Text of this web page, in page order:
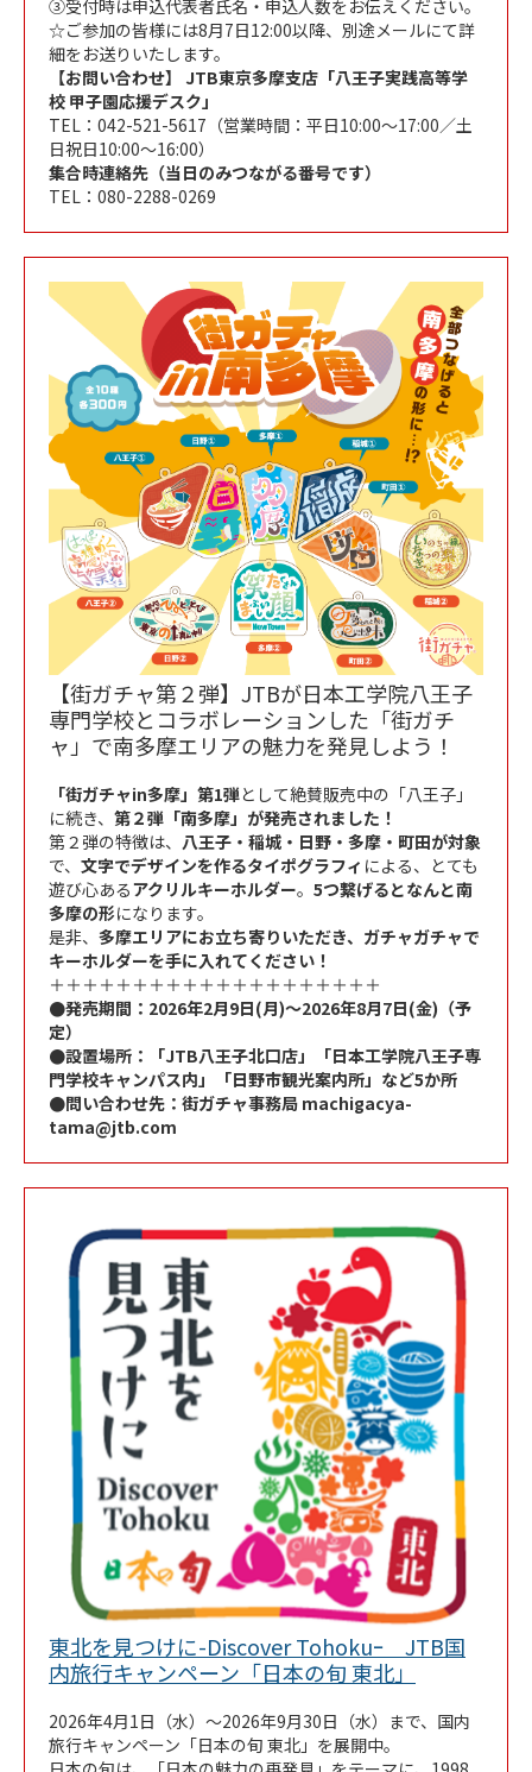
③受付時は申込代表者氏名・申込人数をお伝えください。
☆ご参加の皆様には8月7日12:00以降、別途メールにて詳
細をお送りいたします。
【お問い合わせ】 JTB東京多摩支店「八王子実践高等学
校 甲子園応援デスク」
TEL：042-521-5617（営業時間：平日10:00～17:00／土
日祝日10:00～16:00）
集合時連絡先（当日のみつながる番号です）
TEL：080-2288-0269
【街ガチャ第２弾】JTBが日本工学院八王子
専門学校とコラボレーションした「街ガチ
ャ」で南多摩エリアの魅力を発見しよう！
「街ガチャin多摩」第1弾として絶賛販売中の「八王子」
に続き、 第２弾「南多摩」が発売されました！
第２弾の特徴は、 八王子・稲城・日野・多摩・町田が対象
で、 文字でデザインを作るタイポグラフィ による、とても
遊び心あるアクリルキーホルダー。 5つ繋げるとなんと南
多摩の形になります。
是非、 多摩エリアにお立ち寄りいただき、ガチャガチャで
キーホルダーを手に入れてください！
＋＋＋＋＋＋＋＋＋＋＋＋＋＋＋＋＋＋＋＋
●発売期間：2026年2月9日(月)～2026年8月7日(金)（予
定）
●設置場所：「JTB八王子北口店」「日本工学院八王子専
門学校キャンパス内」「日野市観光案内所」など5か所
●問い合わせ先：街ガチャ事務局 machigacya-
tama@jtb.com
東北を見つけに-Discover Tohokuｰ JTB国
内旅行キャンペーン「日本の旬 東北」
2026年4月1日（水）～2026年9月30日（水）まで、国内
旅行キャンペーン「日本の旬 東北」を展開中。